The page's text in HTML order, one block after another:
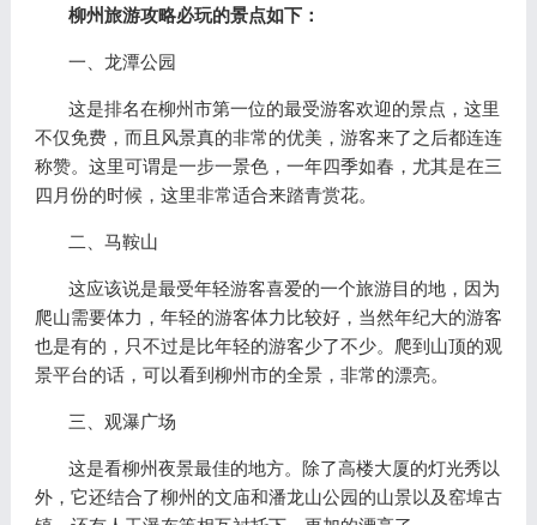
柳州旅游攻略必玩的景点如下：
一、龙潭公园
这是排名在柳州市第一位的最受游客欢迎的景点，这里
不仅免费，而且风景真的非常的优美，游客来了之后都连连
称赞。这里可谓是一步一景色，一年四季如春，尤其是在三
四月份的时候，这里非常适合来踏青赏花。
二、马鞍山
这应该说是最受年轻游客喜爱的一个旅游目的地，因为
爬山需要体力，年轻的游客体力比较好，当然年纪大的游客
也是有的，只不过是比年轻的游客少了不少。爬到山顶的观
景平台的话，可以看到柳州市的全景，非常的漂亮。
三、观瀑广场
这是看柳州夜景最佳的地方。除了高楼大厦的灯光秀以
外，它还结合了柳州的文庙和潘龙山公园的山景以及窑埠古